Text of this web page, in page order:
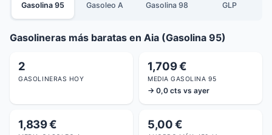
Gasolina 95 Gasoleo A Gasolina 98 GLP
Gasolineras más baratas en Aia (Gasolina 95)
2
GASOLINERAS HOY
1,709 €
MEDIA GASOLINA 95
→ 0,0 cts vs ayer
1,839 € 5,00 €